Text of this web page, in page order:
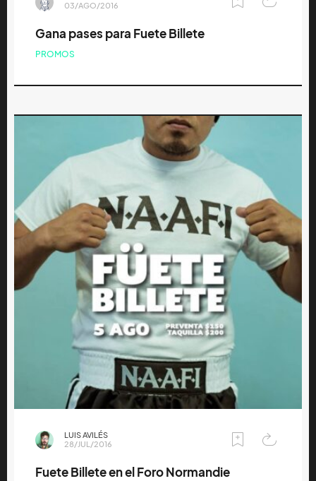
03/AGO/2016
Gana pases para Fuete Billete
PROMOS
LUIS AVILÉS
28/JUL/2016
Fuete Billete en el Foro Normandie